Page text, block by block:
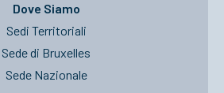
Dove Siamo
Sedi Territoriali
Sede di Bruxelles
Sede Nazionale